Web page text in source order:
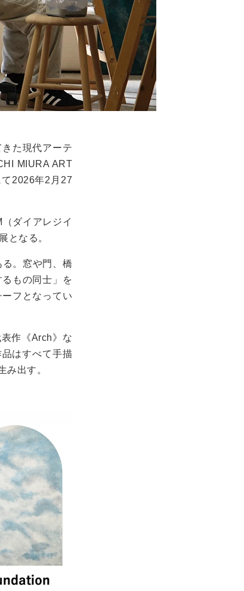
た現代アーテ
MIURA ART
2026年2月27
ダイアレジイ
となる。
。窓や門、橋
もの同士」を
フとなってい
作《Arch》な
はすべて手描
み出す。